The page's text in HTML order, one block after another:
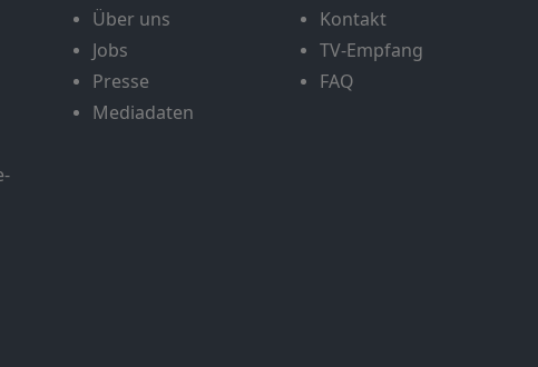
Über uns
Jobs
Presse
Mediadaten
Kontakt
TV-Empfang
FAQ